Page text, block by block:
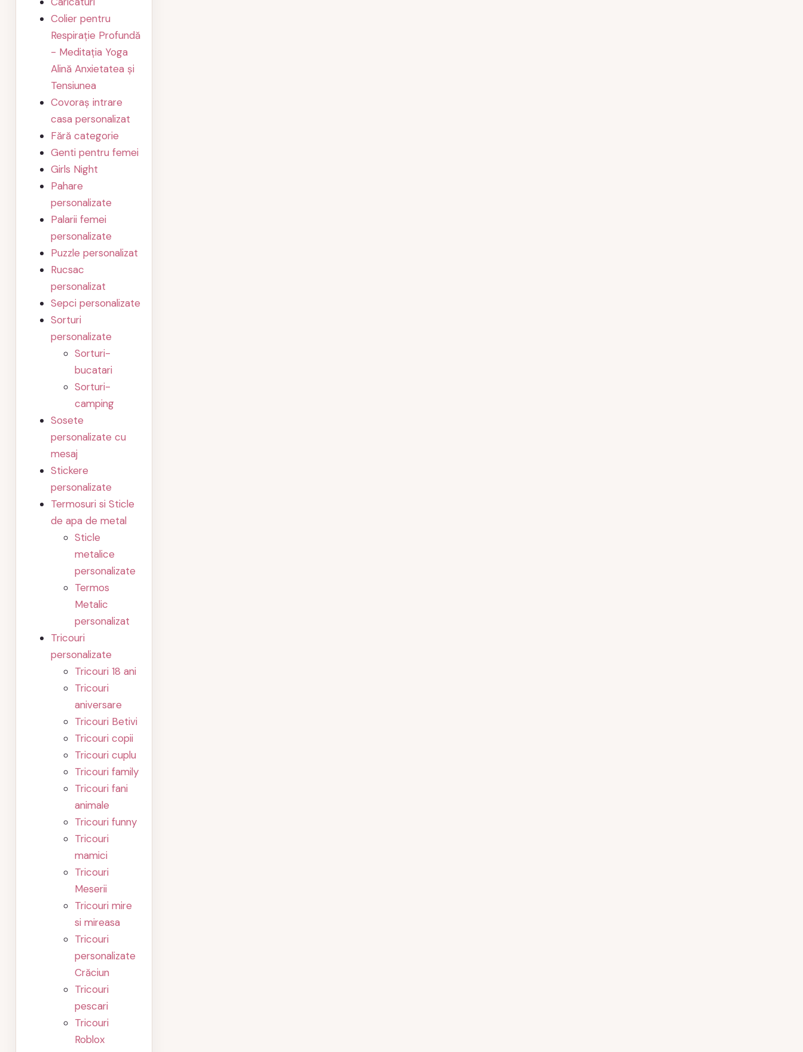
Colier pentru
Respirație Profundă
- Meditația Yoga
Alină Anxietatea și
Tensiunea
Covoraș intrare
casa personalizat
Fără categorie
Genti pentru femei
Girls Night
Pahare
personalizate
Palarii femei
personalizate
Puzzle personalizat
Rucsac
personalizat
Sepci personalizate
Sorturi
personalizate
Sorturi-
bucatari
Sorturi-
camping
Sosete
personalizate cu
mesaj
Stickere
personalizate
Termosuri si Sticle
de apa de metal
Sticle
metalice
personalizate
Termos
Metalic
personalizat
Tricouri
personalizate
Tricouri 18 ani
Tricouri
aniversare
Tricouri Betivi
Tricouri copii
Tricouri cuplu
Tricouri family
Tricouri fani
animale
Tricouri funny
Tricouri
mamici
Tricouri
Meserii
Tricouri mire
si mireasa
Tricouri
personalizate
Crăciun
Tricouri
pescari
Tricouri
Roblox